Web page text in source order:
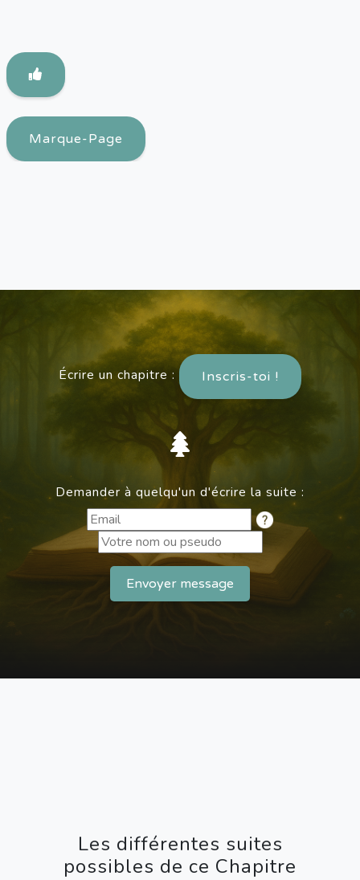
Marque-Page
Écrire un chapitre : Inscris-toi !
Demander à quelqu'un d'écrire la suite :
Envoyer message
Les différentes suites
possibles de ce Chapitre